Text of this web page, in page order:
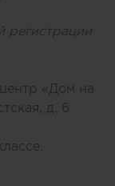
регистрации
«Дом на
д. 6